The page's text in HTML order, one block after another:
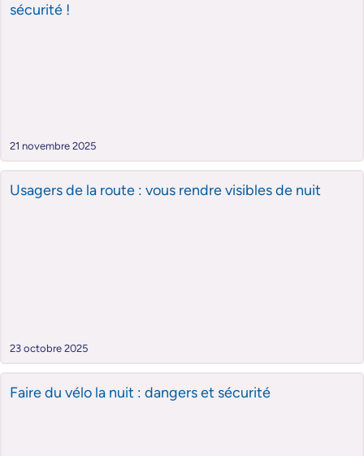
sécurité !
21 novembre 2025
Usagers de la route : vous rendre visibles de nuit
23 octobre 2025
Faire du vélo la nuit : dangers et sécurité